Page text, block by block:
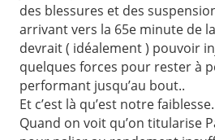
des blessures et des
arrivant vers la 65e minute de
devrait ( idéalement ) pouvoir
quelques forces pour rester à
performant jusqu’au bout..
Et c’est là qu’est notre
Quand on voit qu’on titularise